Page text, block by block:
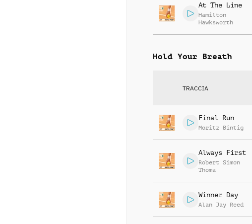
At The Line
Hamilton
Hawksworth
Hold Your Breath
TRACCIA
Final Run
Moritz Bintig
Always First
Robert Simon
Thoma
Winner Day
Alan Jay Reed